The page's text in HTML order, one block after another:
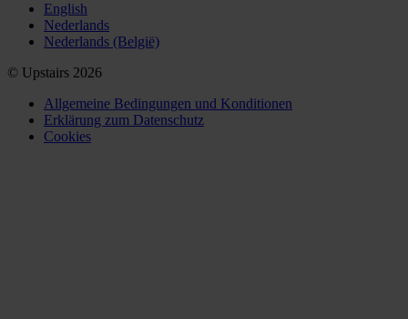
English
Nederlands
Nederlands (België)
© Upstairs 2026
Allgemeine Bedingungen und Konditionen
Erklärung zum Datenschutz
Cookies